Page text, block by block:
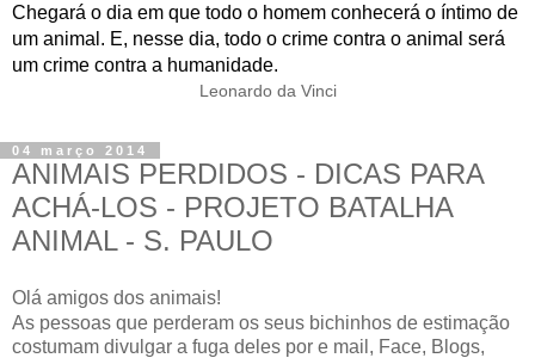
Chegará o dia em que todo o homem conhecerá o íntimo de
um animal. E, nesse dia, todo o crime contra o animal será
um crime contra a humanidade.
Leonardo da Vinci
04 março 2014
ANIMAIS PERDIDOS - DICAS PARA
ACHÁ-LOS - PROJETO BATALHA
ANIMAL - S. PAULO
Olá amigos dos animais!
As pessoas que perderam os seus bichinhos de estimação
costumam divulgar a fuga deles por e mail, Face, Blogs,